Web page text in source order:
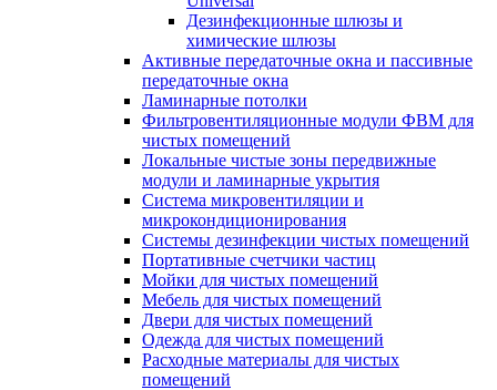
Дезинфекционные шлюзы и
химические шлюзы
Активные передаточные окна и пассивные
передаточные окна
Ламинарные потолки
Фильтровентиляционные модули ФВМ для
чистых помещений
Локальные чистые зоны передвижные
модули и ламинарные укрытия
Система микровентиляции и
микрокондиционирования
Системы дезинфекции чистых помещений
Портативные счетчики частиц
Мойки для чистых помещений
Мебель для чистых помещений
Двери для чистых помещений
Одежда для чистых помещений
Расходные материалы для чистых
помещений